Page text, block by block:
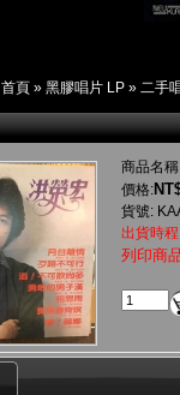
首頁 » 黑膠唱片 LP » 二手
商品名
價格:
貨號:
出貨時
列印商